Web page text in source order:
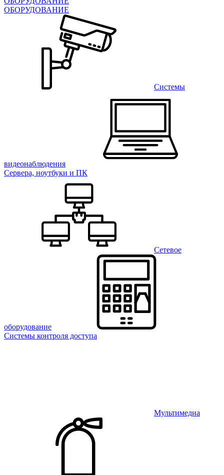
ОБОРУДОВАНИЕ
Системы
видеонаблюдения
Сервера, ноутбуки и ПК
Сетевое
оборудование
Системы контроля доступа
Мультимедиа